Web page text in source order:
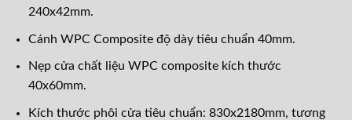
240x42mm.
Cánh WPC Composite độ dày tiêu chuẩn 40mm.
Nẹp cửa chất liệu WPC composite kích thước
40x60mm.
Kích thước phôi cửa tiêu chuẩn: 830x2180mm, tương